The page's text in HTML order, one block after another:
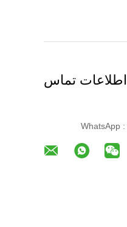
اطلاعات تماس
WhatsApp :